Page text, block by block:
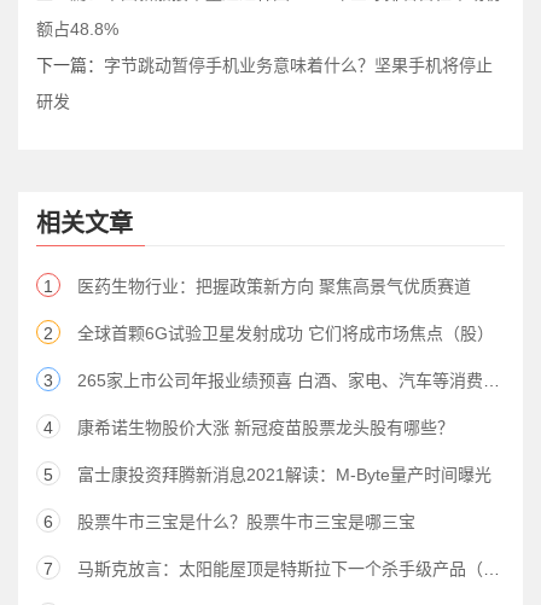
额占48.8%
下一篇： 字节跳动暂停手机业务意味着什么？坚果手机将停止
研发
相关文章
1 医药生物行业：把握政策新方向 聚焦高景气优质赛道
2 全球首颗6G试验卫星发射成功 它们将成市场焦点（股）
3 265家上市公司年报业绩预喜 白酒、家电、汽车等消费行业向好
4 康希诺生物股价大涨 新冠疫苗股票龙头股有哪些？
5 富士康投资拜腾新消息2021解读：M-Byte量产时间曝光
6 股票牛市三宝是什么？股票牛市三宝是哪三宝
7 马斯克放言：太阳能屋顶是特斯拉下一个杀手级产品（股）